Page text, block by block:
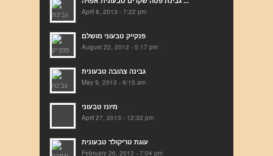
April 6, 2013 - 7:22 pm
פנקייק טבעוני מושלם
August 22, 2012 - 5:17 pm
גבינה צהובה טבעונית
May 9, 2013 - 9:15 am
מיונז טבעוני
April 27, 2013 - 12:32 pm
עוגת טריקולד טבעונית
February 26, 2013 - 7:04 pm